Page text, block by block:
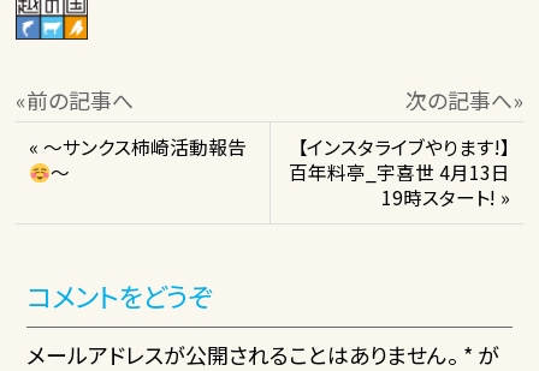
«前の記事へ 次の記事へ»
« ～サンクス柿崎活動報告
～
【インスタライブやります!】
百年料亭_宇喜世 4月13日
19時スタート! »
コメントをどうぞ
メールアドレスが公開されることはありません。 * が